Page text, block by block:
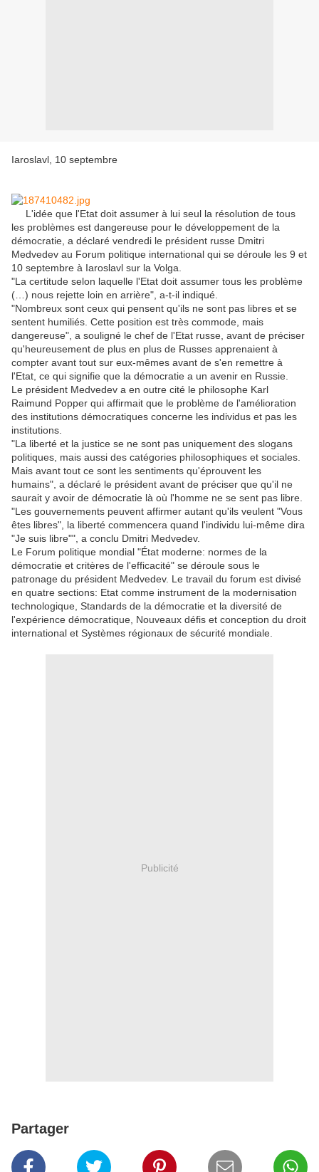
Iaroslavl, 10 septembre
L'idée que l'Etat doit assumer à lui seul la résolution de tous
les problèmes est dangereuse pour le développement de la
démocratie, a déclaré vendredi le président russe Dmitri
Medvedev au Forum politique international qui se déroule les 9 et
10 septembre à Iaroslavl sur la Volga.
"La certitude selon laquelle l'Etat doit assumer tous les problème
(…) nous rejette loin en arrière", a-t-il indiqué.
"Nombreux sont ceux qui pensent qu'ils ne sont pas libres et se
sentent humiliés. Cette position est très commode, mais
dangereuse", a souligné le chef de l'Etat russe, avant de préciser
qu'heureusement de plus en plus de Russes apprenaient à
compter avant tout sur eux-mêmes avant de s'en remettre à
l'Etat, ce qui signifie que la démocratie a un avenir en Russie.
Le président Medvedev a en outre cité le philosophe Karl
Raimund Popper qui affirmait que le problème de l'amélioration
des institutions démocratiques concerne les individus et pas les
institutions.
"La liberté et la justice se ne sont pas uniquement des slogans
politiques, mais aussi des catégories philosophiques et sociales.
Mais avant tout ce sont les sentiments qu'éprouvent les
humains", a déclaré le président avant de préciser que qu'il ne
saurait y avoir de démocratie là où l'homme ne se sent pas libre.
"Les gouvernements peuvent affirmer autant qu'ils veulent "Vous
êtes libres", la liberté commencera quand l'individu lui-même dira
"Je suis libre"", a conclu Dmitri Medvedev.
Le Forum politique mondial "État moderne: normes de la
démocratie et critères de l'efficacité" se déroule sous le
patronage du président Medvedev. Le travail du forum est divisé
en quatre sections: Etat comme instrument de la modernisation
technologique, Standards de la démocratie et la diversité de
l'expérience démocratique, Nouveaux défis et conception du droit
international et Systèmes régionaux de sécurité mondiale.
Publicité
Partager